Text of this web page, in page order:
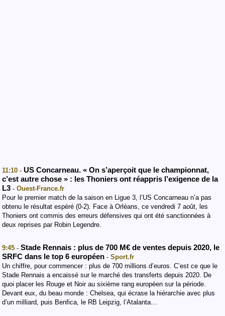
11:10 - US Concarneau. « On s’aperçoit que le championnat,
c’est autre chose » : les Thoniers ont réappris l’exigence de la
L3 - Ouest-France.fr
Pour le premier match de la saison en Ligue 3, l’US Concarneau n’a pas
obtenu le résultat espéré (0-2). Face à Orléans, ce vendredi 7 août, les
Thoniers ont commis des erreurs défensives qui ont été sanctionnées à
deux reprises par Robin Legendre.
9:45 - Stade Rennais : plus de 700 M€ de ventes depuis 2020, le
SRFC dans le top 6 européen - Sport.fr
Un chiffre, pour commencer : plus de 700 millions d’euros. C’est ce que le
Stade Rennais a encaissé sur le marché des transferts depuis 2020. De
quoi placer les Rouge et Noir au sixième rang européen sur la période.
Devant eux, du beau monde : Chelsea, qui écrase la hiérarchie avec plus
d’un milliard, puis Benfica, le RB Leipzig, l’Atalanta…